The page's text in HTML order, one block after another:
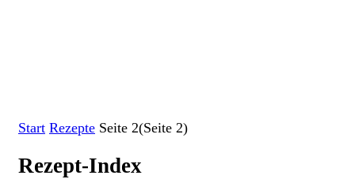
Start Rezepte Seite 2(Seite 2)
Rezept-Index